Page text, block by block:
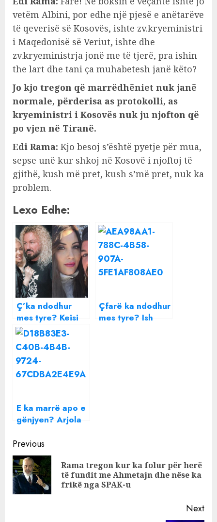
vetëm Albini, por edhe një pjesë e anëtarëve
të qeverisë së Kosovës, ishte zv.kryeministri
i Maqedonisë së Veriut, ishte dhe
zv.kryeministrja jonë me të tjerë, pra ishin
the lart dhe tani ça muhabetesh janë këto?
Jo kjo tregon që marrëdhëniet nuk janë
normale, përderisa as protokolli, as
kryeministri i Kosovës nuk ju njofton që
po vjen në Tiranë.
Edi Rama: Kjo besoj s’është pyetje për mua,
sepse unë kur shkoj në Kosovë i njoftoj të
gjithë, kush më pret, kush s’më pret, nuk ka
problem.
Lexo Edhe:
Ç’ka ndodhur
mes tyre? Keisi
tregon se nuk
e Sabianit
Çfarë ka ndodhur
mes tyre? Ish
E ka marrë apo e
gënjyen? Arjola
ndodhur me
shtepinë që i
dhanë në BBV
Continue
Reading
Previous
Rama tregon kur ka folur për herë
të fundit me Ahmetajn dhe nëse ka
frikë nga SPAK-u
Next